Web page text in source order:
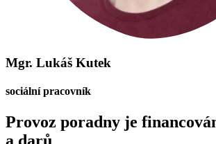
Mgr. Lukáš Kutek
sociální pracovník
Provoz poradny je
a darů